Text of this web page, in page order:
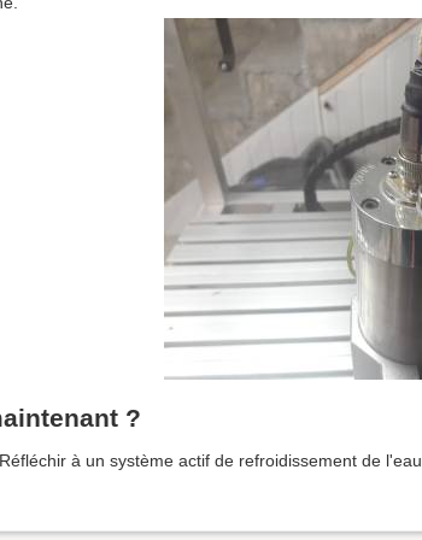
?
Réfléchir à un système actif de refroidissement de l'eau